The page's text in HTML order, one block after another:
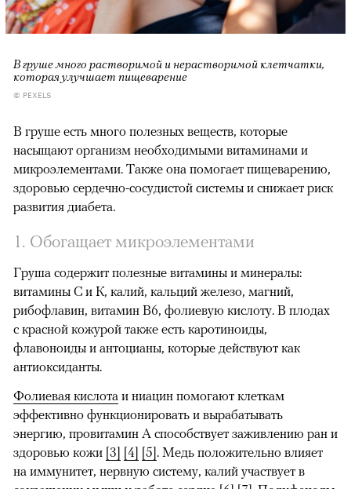
В груше много растворимой и нерастворимой клетчатки,
которая улучшает пищеварение
© PEXELS
В груше есть много полезных веществ, которые
насыщают организм необходимыми витаминами и
микроэлементами. Также она помогает пищеварению,
здоровью сердечно-сосудистой системы и снижает риск
развития диабета.
1. Обогащает микроэлементами
Груша содержит полезные витамины и минералы:
витамины С и К, калий, кальций железо, магний,
рибофлавин, витамин В6, фолиевую кислоту. В плодах
с красной кожурой также есть каротиноиды,
флавоноиды и антоцианы, которые действуют как
антиоксиданты.
Фолиевая кислота и ниацин помогают клеткам
эффективно функционировать и вырабатывать
энергию, провитамин А способствует заживлению ран и
здоровью кожи [3] [4] [5]. Медь положительно влияет
на иммунитет, нервную систему, калий участвует в